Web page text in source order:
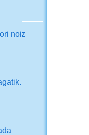
noiz